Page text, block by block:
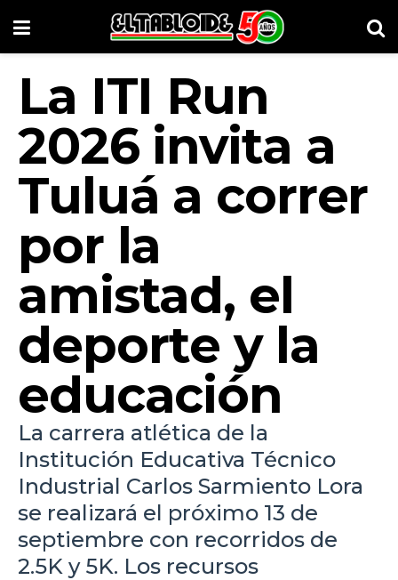
La ITI Run
2026 invita a
Tuluá a correr
por la
amistad, el
deporte y la
educación
La carrera atlética de la
Institución Educativa Técnico
Industrial Carlos Sarmiento Lora
se realizará el próximo 13 de
septiembre con recorridos de
2.5K y 5K. Los recursos